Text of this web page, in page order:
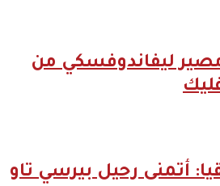
ليفاندوفسكي من
أتمنى رحيل بيرسي تاو